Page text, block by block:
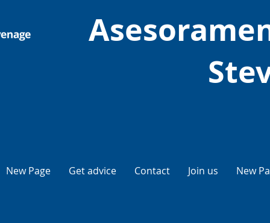
New Page Get advice Contact Join us New